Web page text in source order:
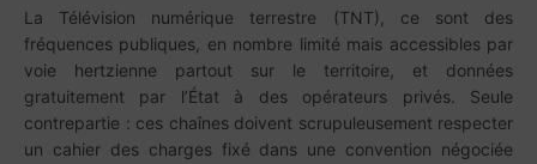
La Télévision numérique terrestre (TNT), ce sont des
fréquences publiques, en nombre limité mais accessibles par
voie hertzienne partout sur le territoire, et données
gratuitement par l’État à des opérateurs privés. Seule
contrepartie : ces chaînes doivent scrupuleusement respecter
un cahier des charges fixé dans une convention négociée